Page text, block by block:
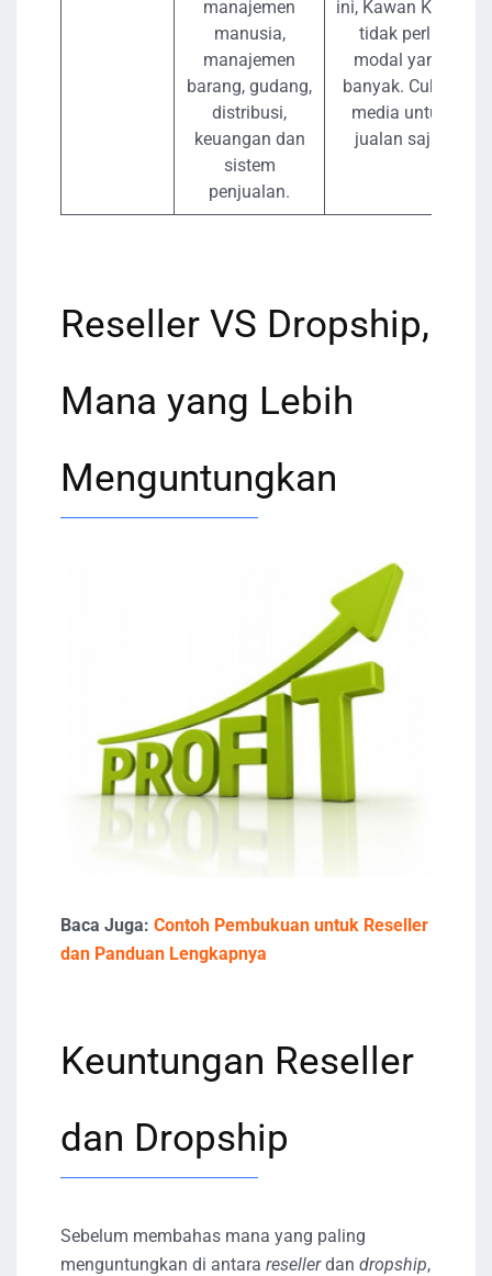
manajemen
manusia,
manajemen
barang, gudang,
distribusi,
keuangan dan
sistem
penjualan.
ini, Kawan Kledo
tidak perlu
modal yang
banyak. Cukup
media untuk
jualan saja.
Reseller VS Dropship,
Mana yang Lebih
Menguntungkan
Baca Juga: Contoh Pembukuan untuk Reseller
dan Panduan Lengkapnya
Keuntungan Reseller
dan Dropship
Sebelum membahas mana yang paling
menguntungkan di antara resellerdan dropship,